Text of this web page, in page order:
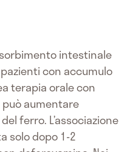
intestinale
con accumulo
terapia orale con
aumentare
ferro. L’associazione
solo dopo 1-2